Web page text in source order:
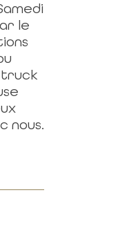
le
truck
nous.